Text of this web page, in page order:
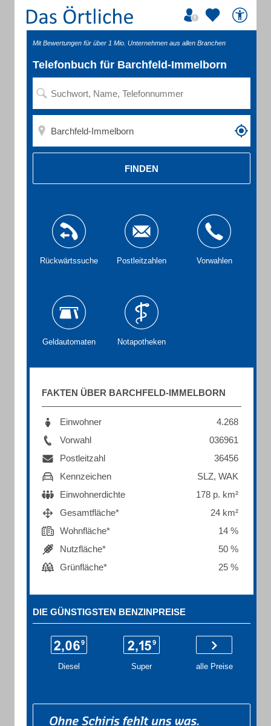
Mit Bewertungen für über 1 Mio. Unternehmen aus allen Branchen
Telefonbuch für Barchfeld-Immelborn
FINDEN
Rückwärtssuche Postleitzahlen Vorwahlen
Geldautomaten Notapotheken
FAKTEN ÜBER BARCHFELD-IMMELBORN
Einwohner
4.268
Vorwahl
036961
Postleitzahl
36456
Kennzeichen
SLZ, WAK
Einwohnerdichte
178 p. km²
Gesamtfläche*
24 km²
Wohnfläche*
14 %
Nutzfläche*
50 %
Grünfläche*
25 %
DIE GÜNSTIGSTEN BENZINPREISE
Diesel Super alle Preise